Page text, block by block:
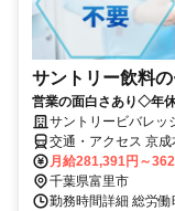
サントリー飲料
営業の面白さあり◇年
サントリービバレッ
交通・アクセス 京
月給281,391円～
千葉県富里市
勤務時間詳細 総労